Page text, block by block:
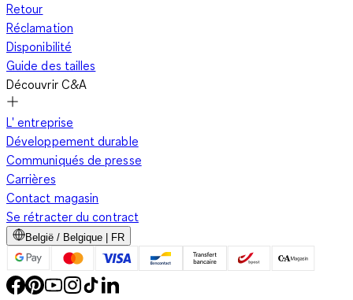
Retour
Réclamation
Disponibilité
Guide des tailles
Découvrir C&A
L' entreprise
Développement durable
Communiqués de presse
Carrières
Contact magasin
Se rétracter du contract
België / Belgique | FR